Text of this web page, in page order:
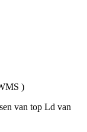
)
van top Ld van